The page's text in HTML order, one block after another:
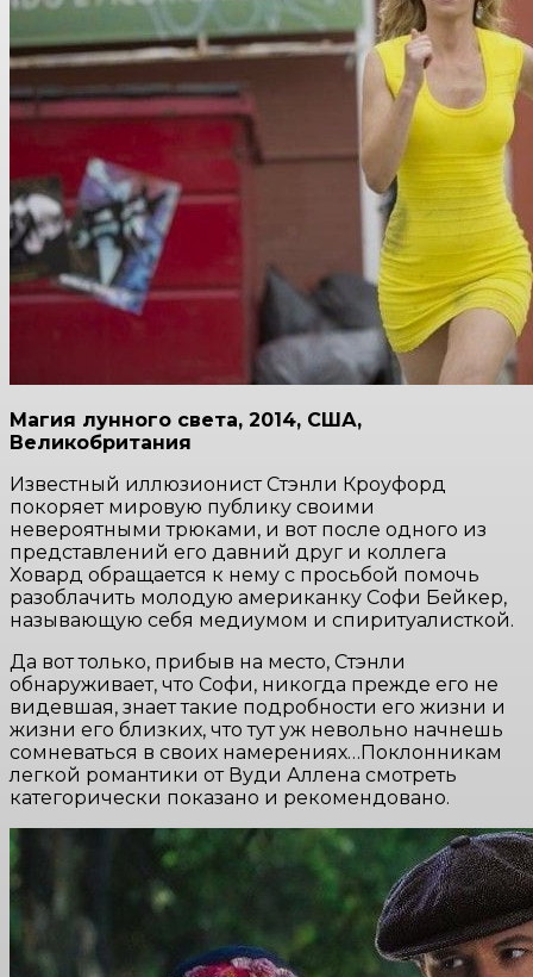
Магия лунного света, 2014, США,
Великобритания
Известный иллюзионист Стэнли Кроуфорд
покоряет мировую публику своими
невероятными трюками, и вот после одного из
представлений его давний друг и коллега
Ховард обращается к нему с просьбой помочь
разоблачить молодую американку Софи Бейкер,
называющую себя медиумом и спиритуалисткой.
Да вот только, прибыв на место, Стэнли
обнаруживает, что Софи, никогда прежде его не
видевшая, знает такие подробности его жизни и
жизни его близких, что тут уж невольно начнешь
сомневаться в своих намерениях…Поклонникам
легкой романтики от Вуди Аллена смотреть
категорически показано и рекомендовано.